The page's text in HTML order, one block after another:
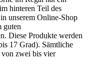
hinteren Teil des
unserem Online-Shop
guten
Diese Produkte werden
17 Grad). Sämtliche
von zwei bis vier